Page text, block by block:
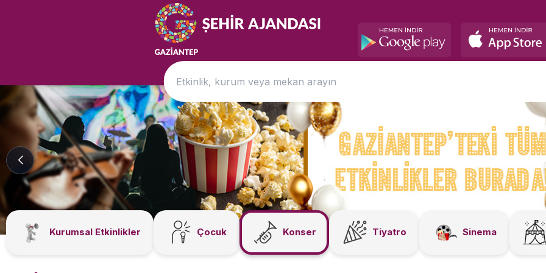
Kurumsal Etkinlikler Çocuk Konser Tiyatro Sinema